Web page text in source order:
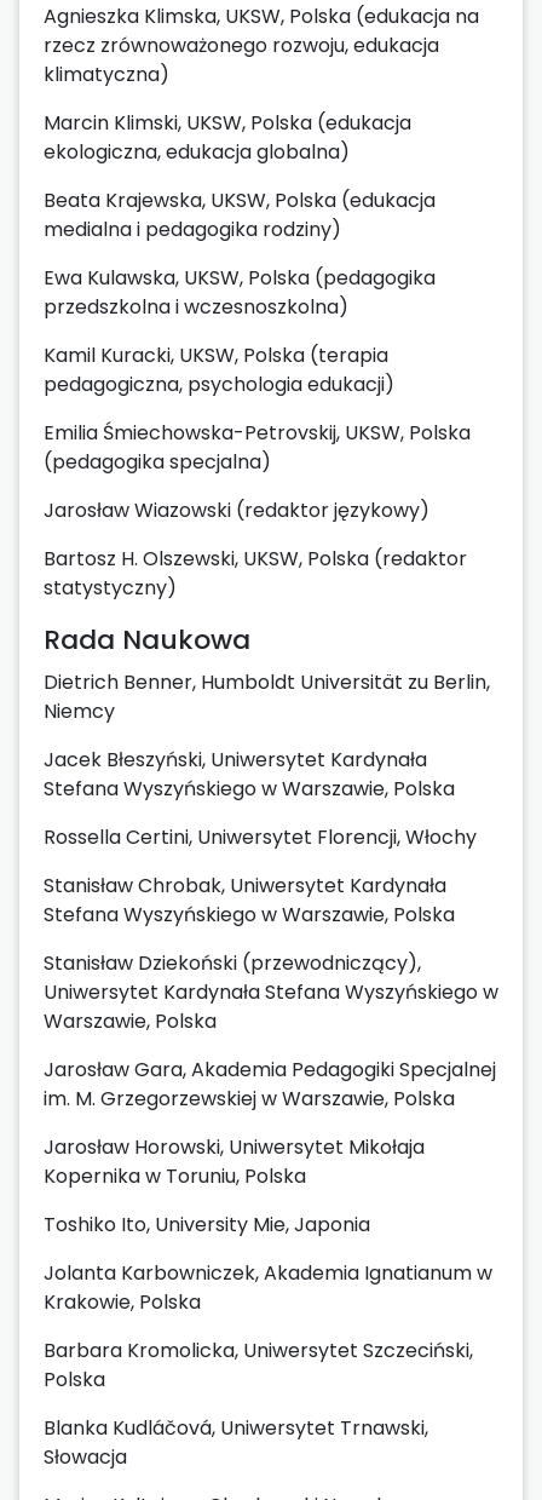
Agnieszka Klimska, UKSW, Polska (edukacja na
rzecz zrównoważonego rozwoju, edukacja
klimatyczna)
Marcin Klimski, UKSW, Polska (edukacja
ekologiczna, edukacja globalna)
Beata Krajewska, UKSW, Polska (edukacja
medialna i pedagogika rodziny)
Ewa Kulawska, UKSW, Polska (pedagogika
przedszkolna i wczesnoszkolna)
Kamil Kuracki, UKSW, Polska (terapia
pedagogiczna, psychologia edukacji)
Emilia Śmiechowska-Petrovskij, UKSW, Polska
(pedagogika specjalna)
Jarosław Wiazowski (redaktor językowy)
Bartosz H. Olszewski, UKSW, Polska (redaktor
statystyczny)
Rada Naukowa
Dietrich Benner, Humboldt Universität zu Berlin,
Niemcy
Jacek Błeszyński, Uniwersytet Kardynała
Stefana Wyszyńskiego w Warszawie, Polska
Rossella Certini, Uniwersytet Florencji, Włochy
Stanisław Chrobak, Uniwersytet Kardynała
Stefana Wyszyńskiego w Warszawie, Polska
Stanisław Dziekoński (przewodniczący),
Uniwersytet Kardynała Stefana Wyszyńskiego w
Warszawie, Polska
Jarosław Gara, Akademia Pedagogiki Specjalnej
im. M. Grzegorzewskiej w Warszawie, Polska
Jarosław Horowski, Uniwersytet Mikołaja
Kopernika w Toruniu, Polska
Toshiko Ito, University Mie, Japonia
Jolanta Karbowniczek, Akademia Ignatianum w
Krakowie, Polska
Barbara Kromolicka, Uniwersytet Szczeciński,
Polska
Blanka Kudláčová, Uniwersytet Trnawski,
Słowacja